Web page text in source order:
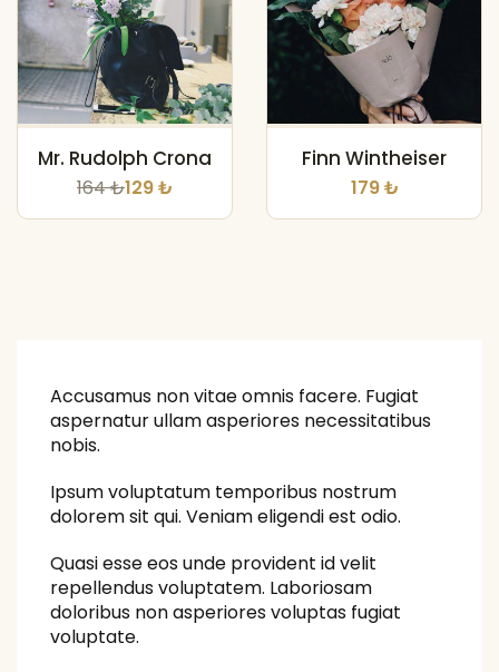
Mr. Rudolph Crona
164 ₺129 ₺
Finn Wintheiser
179 ₺
Accusamus non vitae omnis facere. Fugiat
aspernatur ullam asperiores necessitatibus
nobis.
Ipsum voluptatum temporibus nostrum
dolorem sit qui. Veniam eligendi est odio.
Quasi esse eos unde provident id velit
repellendus voluptatem. Laboriosam
doloribus non asperiores voluptas fugiat
voluptate.